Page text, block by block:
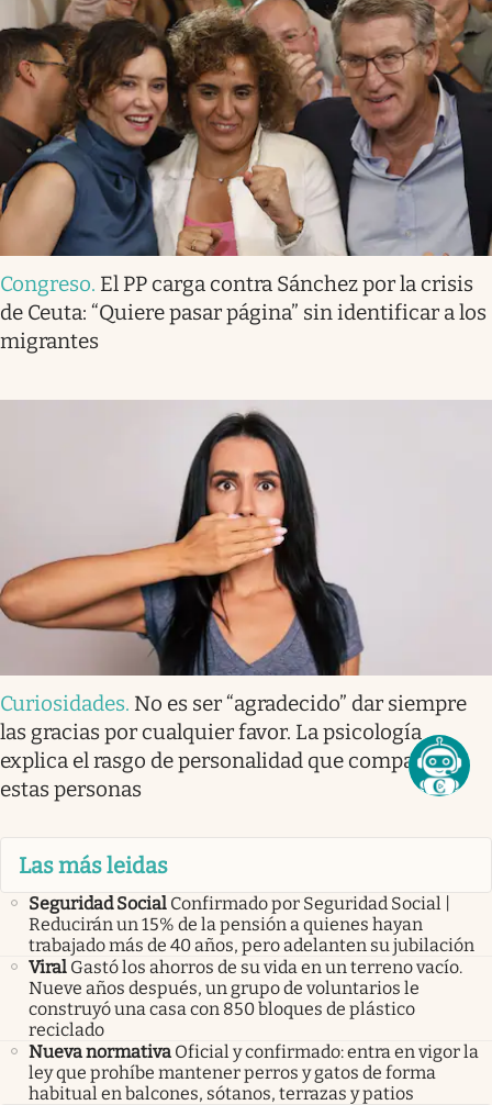
Congreso. El PP carga contra Sánchez por la crisis
de Ceuta: “Quiere pasar página” sin identificar a los
migrantes
Curiosidades. No es ser “agradecido” dar siempre
las gracias por cualquier favor. La psicología
explica el rasgo de personalidad que comparten
estas personas
Las más leidas
Seguridad Social Confirmado por Seguridad Social |
Reducirán un 15% de la pensión a quienes hayan
trabajado más de 40 años, pero adelanten su jubilación
Viral Gastó los ahorros de su vida en un terreno vacío.
Nueve años después, un grupo de voluntarios le
construyó una casa con 850 bloques de plástico
reciclado
Nueva normativa Oficial y confirmado: entra en vigor la
ley que prohíbe mantener perros y gatos de forma
habitual en balcones, sótanos, terrazas y patios